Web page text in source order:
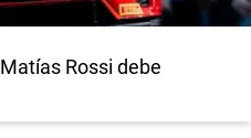
Matías Rossi debe